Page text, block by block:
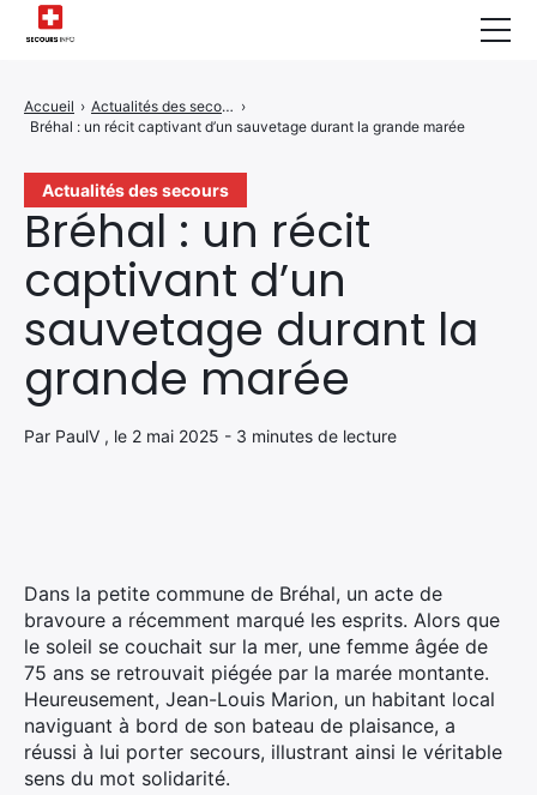
Actualités des secours
Bréhal : un récit
captivant d’un
sauvetage durant la
grande marée
Par PaulV , le 2 mai 2025 - 3 minutes de lecture
Accueil › Actualités des secours ›
Bréhal : un récit captivant d’un sauvetage durant la grande marée
Dans la petite commune de Bréhal, un acte de
bravoure a récemment marqué les esprits. Alors que
le soleil se couchait sur la mer, une femme âgée de
75 ans se retrouvait piégée par la marée montante.
Heureusement, Jean-Louis Marion, un habitant local
naviguant à bord de son bateau de plaisance, a
réussi à lui porter secours, illustrant ainsi le véritable
sens du mot solidarité.
Infos & Conseils
Actualités des Secours
Santé & Bien-être
A propos de Nous
Contactez-nous
Politique de Confidentialité